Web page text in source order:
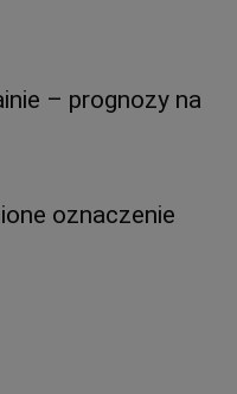
– prognozy na
oznaczenie